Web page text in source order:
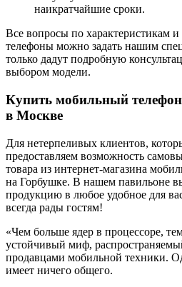
наикратчайшие сроки.
Все вопросы по характеристикам
телефоны можно задать нашим
только дадут подробную
выбором модели.
Купить мобильный телефон
в Москве
Для нетерпеливых клиентов,
предоставляем возможность
товара из интернет-магазина
на Горбушке. В нашем павильоне
продукцию в любое удобное для
всегда рады гостям!
«Чем больше ядер в процессоре,
устойчивый миф,
продавцами мобильной техники.
имеет ничего общего.